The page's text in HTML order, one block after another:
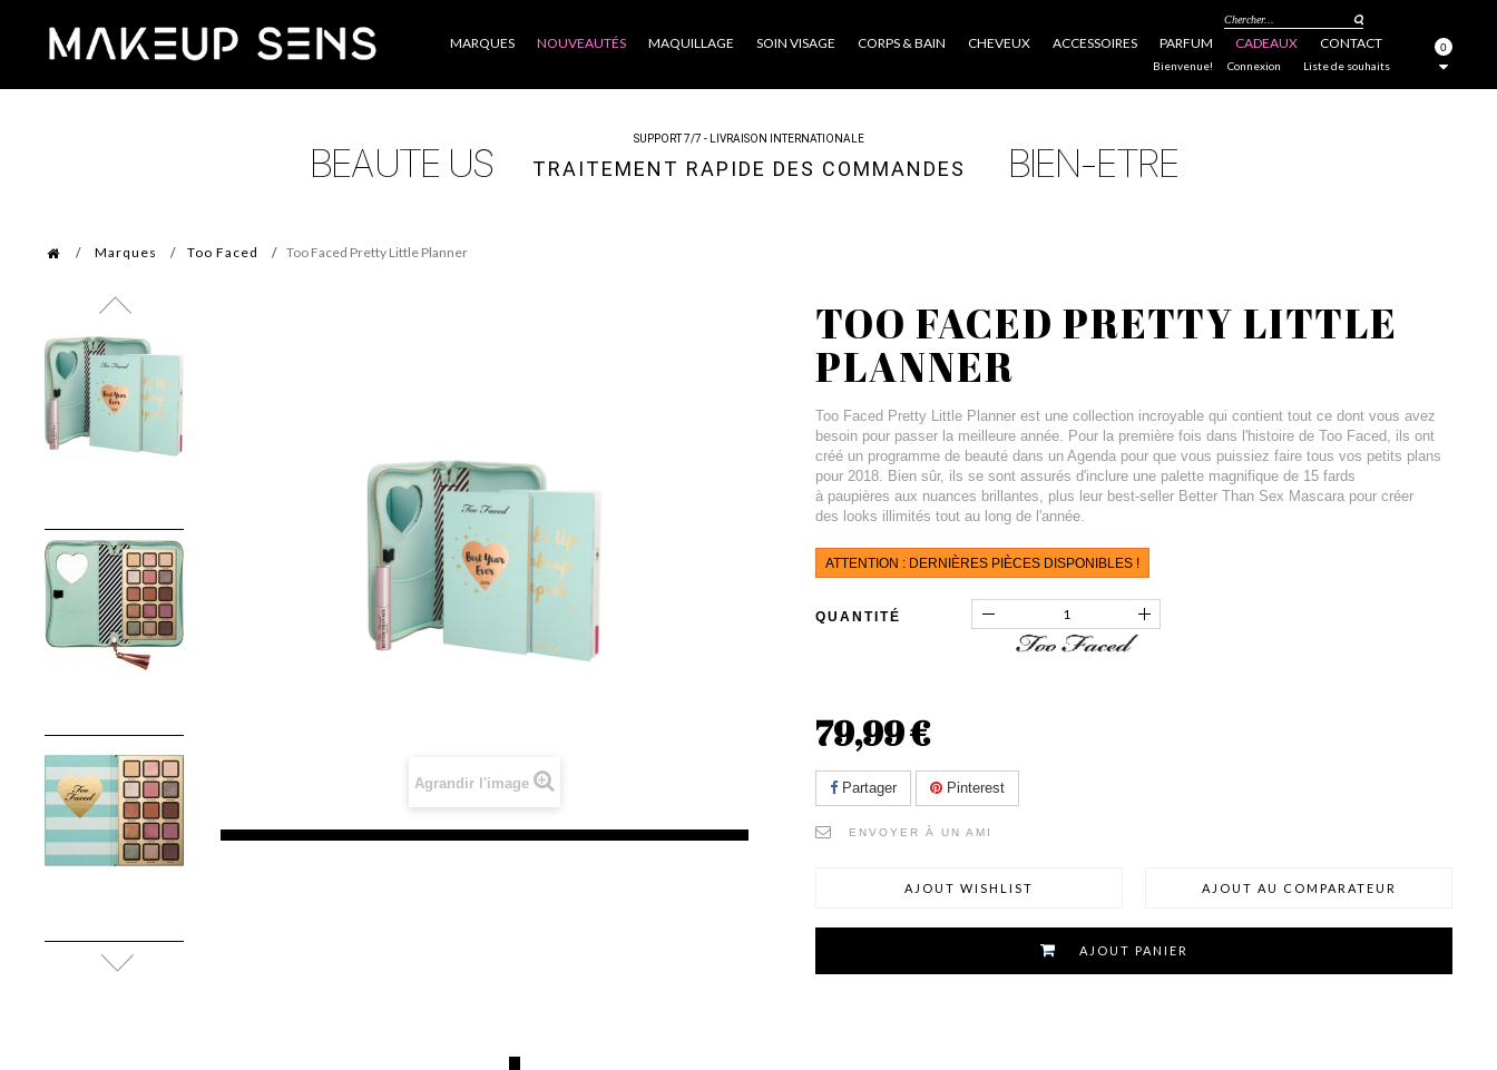
Catégories MARQUES NOUVEAUTÉS MAQUILLAGE SOIN VISAGE CORPS & BAIN CHEVEUX ACCESSOIRES PARFUM CADEAUX CONTACT
Chercher...
0
Liste de souhaits
Bienvenue! Connexion
SUPPORT 7/7 - LIVRAISON INTERNATIONALE
TRAITEMENT RAPIDE DES COMMANDES
Marques Too Faced Too Faced Pretty Little Planner
Agrandir l'image
TOO FACED PRETTY LITTLE
PLANNER
Too Faced Pretty Little Planner est une collection incroyable qui contient tout ce dont vous avez
besoin pour passer la meilleure année. Pour la première fois dans l'histoire de Too Faced, ils ont
créé un programme de beauté dans un Agenda pour que vous puissiez faire tous vos petits plans
pour 2018. Bien sûr, ils se sont assurés d'inclure une palette magnifique de 15 fards
à paupières aux nuances brillantes, plus leur best-seller Better Than Sex Mascara pour créer
des looks illimités tout au long de l'année.
ATTENTION : DERNIÈRES PIÈCES DISPONIBLES !
QUANTITÉ
79,99 €
Partager Pinterest
ENVOYER À UN AMI
AJOUT WISHLIST AJOUT AU COMPARATEUR
AJOUT PANIER